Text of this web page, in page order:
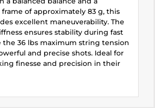
of approximately 83 g, this
excellent maneuverability. The
ensures stability during fast
the 36 lbs maximum string tension
and precise shots. Ideal for
finesse and precision in their